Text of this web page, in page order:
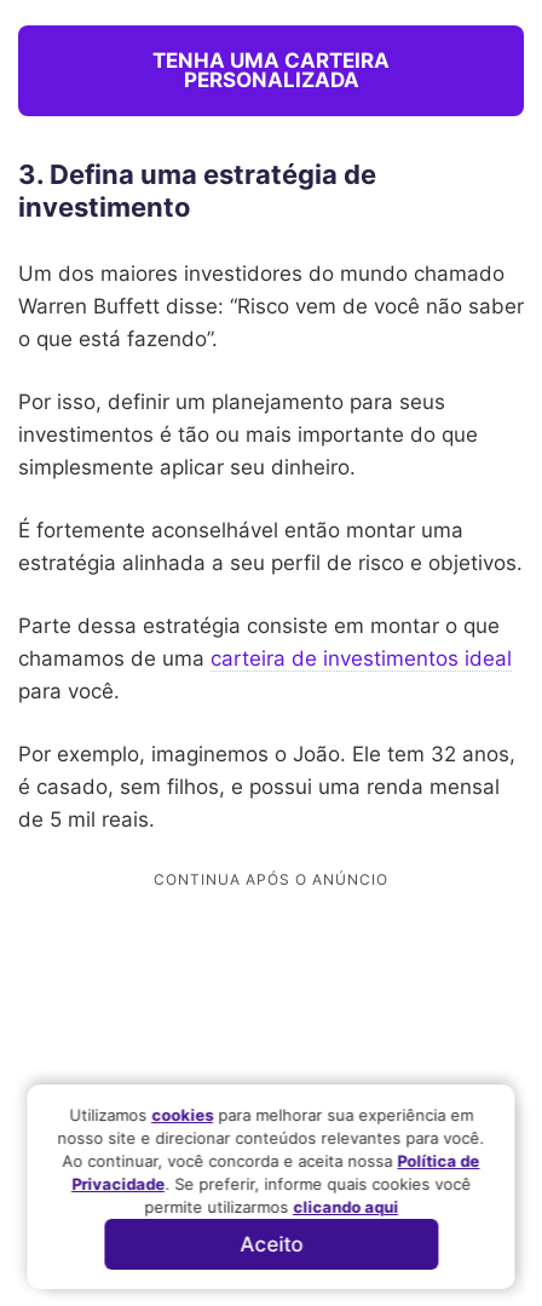
TENHA UMA CARTEIRA
PERSONALIZADA
3. Defina uma estratégia de
investimento
Um dos maiores investidores do mundo chamado
Warren Buffett disse: “Risco vem de você não saber
o que está fazendo”.
Por isso, definir um planejamento para seus
investimentos é tão ou mais importante do que
simplesmente aplicar seu dinheiro.
É fortemente aconselhável então montar uma
estratégia alinhada a seu perfil de risco e objetivos.
Parte dessa estratégia consiste em montar o que
chamamos de uma carteira de investimentos ideal
para você.
Por exemplo, imaginemos o João. Ele tem 32 anos,
é casado, sem filhos, e possui uma renda mensal
de 5 mil reais.
Utilizamos cookiespara melhorar sua experiência em
nosso site e direcionar conteúdos relevantes para você.
Ao continuar, você concorda e aceita nossaPolítica de
Privacidade. Se preferir, informe quais cookies você
permite utilizarmos clicando aqui
Aceito